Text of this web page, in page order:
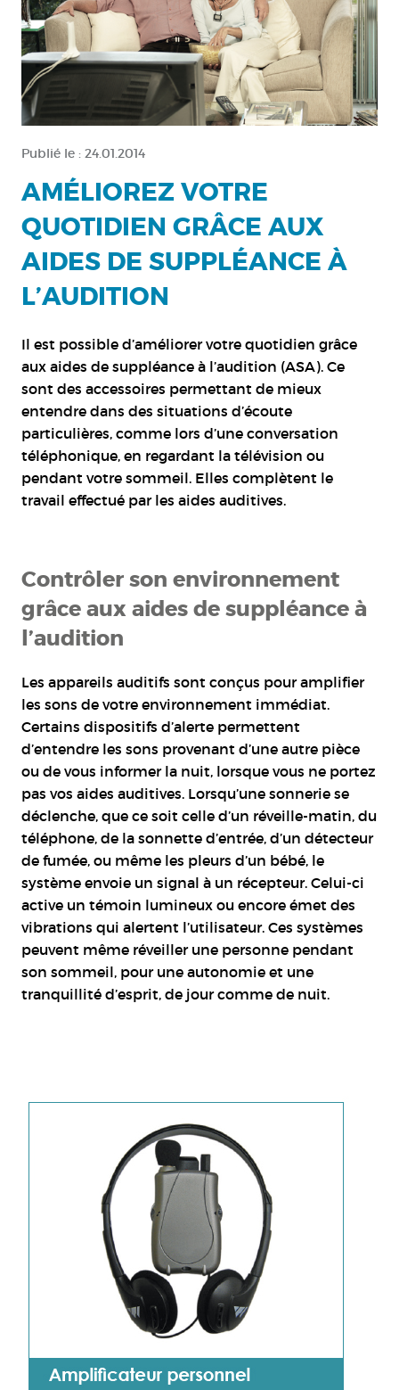
Publié le : 24.01.2014
AMÉLIOREZ VOTRE
QUOTIDIEN GRÂCE AUX
AIDES DE SUPPLÉANCE À
L’AUDITION
Il est possible d’améliorer votre quotidien grâce
aux aides de suppléance à l’audition (ASA). Ce
sont des accessoires permettant de mieux
entendre dans des situations d’écoute
particulières, comme lors d’une conversation
téléphonique, en regardant la télévision ou
pendant votre sommeil. Elles complètent le
travail effectué par les aides auditives.
Contrôler son environnement
grâce aux aides de suppléance à
l’audition
Les appareils auditifs sont conçus pour amplifier
les sons de votre environnement immédiat.
Certains dispositifs d’alerte permettent
d’entendre les sons provenant d’une autre pièce
ou de vous informer la nuit, lorsque vous ne portez
pas vos aides auditives. Lorsqu’une sonnerie se
déclenche, que ce soit celle d’un réveille-matin, du
téléphone, de la sonnette d’entrée, d’un détecteur
de fumée, ou même les pleurs d’un bébé, le
système envoie un signal à un récepteur. Celui-ci
active un témoin lumineux ou encore émet des
vibrations qui alertent l’utilisateur. Ces systèmes
peuvent même réveiller une personne pendant
son sommeil, pour une autonomie et une
tranquillité d’esprit, de jour comme de nuit.